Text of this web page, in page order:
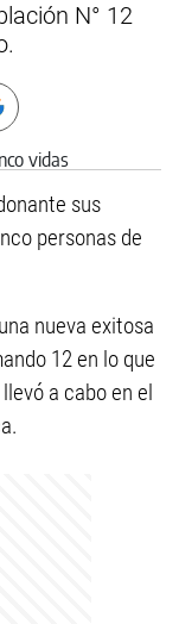
N° 12
sus
personas de
nueva exitosa
12 en lo que
a cabo en el